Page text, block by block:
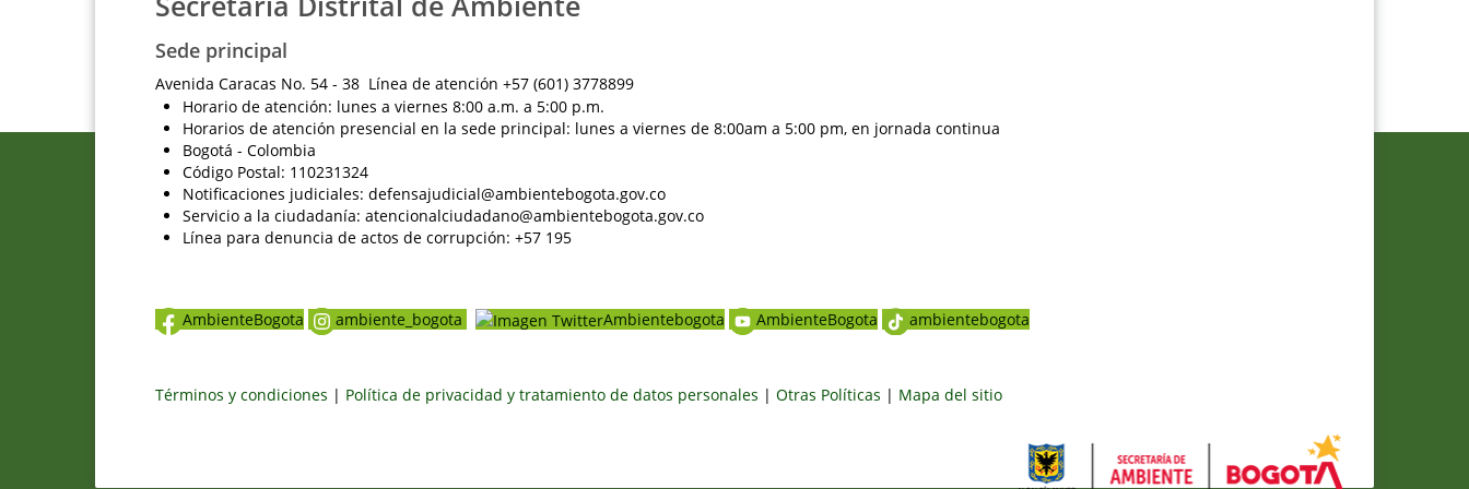
Sede principal
Avenida Caracas No. 54 - 38 Línea de atención +57 (601) 3778899
Horario de atención: lunes a viernes 8:00 a.m. a 5:00 p.m.
Horarios de atención presencial en la sede principal: lunes a viernes de 8:00am a 5:00 pm, en jornada continua
Bogotá - Colombia
Código Postal: 110231324
Notificaciones judiciales: defensajudicial@ambientebogota.gov.co
Servicio a la ciudadanía: atencionalciudadano@ambientebogota.gov.co
Línea para denuncia de actos de corrupción: +57 195
AmbienteBogota ambiente_bogota Ambientebogota AmbienteBogota ambientebogota
Términos y condiciones | Política de privacidad y tratamiento de datos personales | Otras Políticas | Mapa del sitio